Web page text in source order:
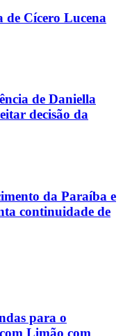
Cícero Lucena
de Daniella
decisão da
da Paraíba e
continuidade de
para o
Limão com